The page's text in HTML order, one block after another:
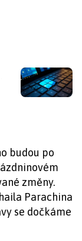
budou po
změny.
Parachina
se dočkáme